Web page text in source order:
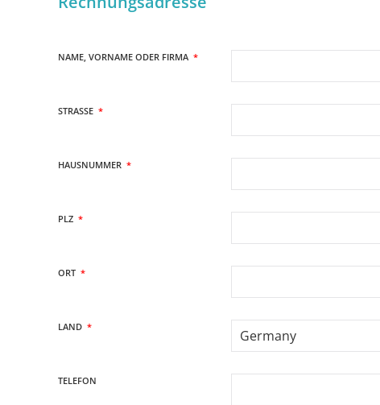
NAME, VORNAME ODER FIRMA *
STRASSE *
HAUSNUMMER *
PLZ *
ORT *
LAND *
TELEFON